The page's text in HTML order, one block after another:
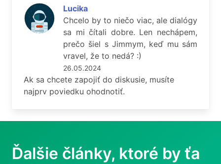
Lucika
Chcelo by to niečo viac, ale dialógy
sa mi čítali dobre. Len nechápem,
prečo šiel s Jimmym, keď mu sám
vravel, že to nedá? :)
26.05.2024
Ak sa chcete zapojiť do diskusie, musíte
najprv poviedku ohodnotiť.
Ďalšie články, ktoré by ťa